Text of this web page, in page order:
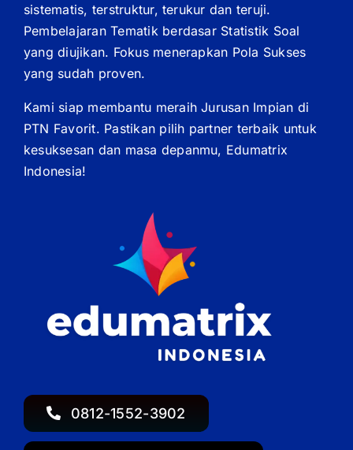
0812-1552-3902
sistematis, terstruktur, terukur dan teruji.
Pembelajaran Tematik berdasar Statistik Soal
yang diujikan. Fokus menerapkan Pola Sukses
yang sudah proven.
Kami siap membantu meraih Jurusan Impian di
PTN Favorit. Pastikan pilih partner terbaik untuk
kesuksesan dan masa depanmu, Edumatrix
Indonesia!